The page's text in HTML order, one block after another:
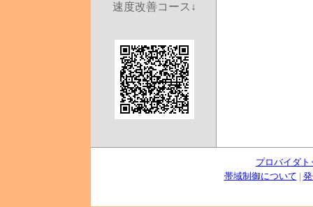
速度改善コース↓
プロバイダト
帯域制御について